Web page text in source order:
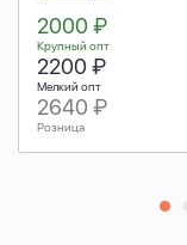
2000 ₽
Крупный опт
2200 ₽
Мелкий опт
2640 ₽
Розница